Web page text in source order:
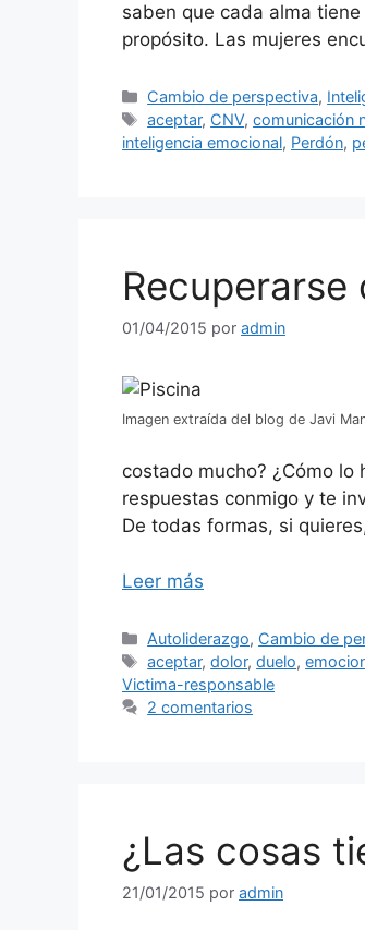
saben que cada alma
propósito. Las mujeres
Categorías
Cambio de perspectiva,
Etiquetas
aceptar, CNV,comunicación
inteligencia emocional, Perdón,
01/04/2015 por admin
Imagen extraída del blog de Javi
costado mucho? ¿Cómo
respuestas conmigo y te
De todas formas, si
Leer más
Categorías
Autoliderazgo, Cambio de
Etiquetas
aceptar,dolor,duelo,
Victima-responsable
2 comentarios
¿Las cosas
21/01/2015 por admin